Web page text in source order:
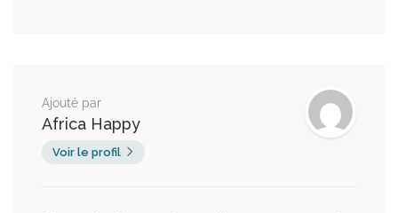
Ajouté par
Africa Happy
Voir le profil